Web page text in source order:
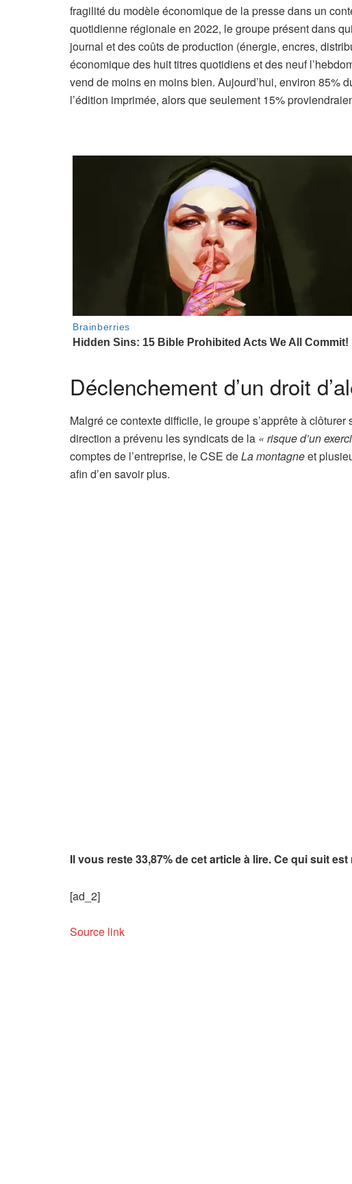
fragilité du modèle économique de la presse dans un
quotidienne régionale en 2022, le groupe présent dans
journal et des coûts de production (énergie, encres,
économique des huit titres quotidiens et des neuf
vend de moins en moins bien. Aujourd’hui, environ 85%
l’édition imprimée, alors que seulement 15%
Déclenchement d’un droit
Malgré ce contexte difficile, le groupe s’apprête à
direction a prévenu les syndicats de la « risque d’un
comptes de l’entreprise, le CSE deLa montagneet
afin d’en savoir plus.
Il vous reste 33,87% de cet article à lire. Ce qui suit
[ad_2]
Source link